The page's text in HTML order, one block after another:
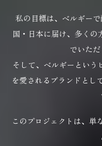
私の目標は、ベルギー
国・日本に届け、 多くの
でいただ
そして、ベルギーという
を愛されるブランドとし
このプロジェクトは、単